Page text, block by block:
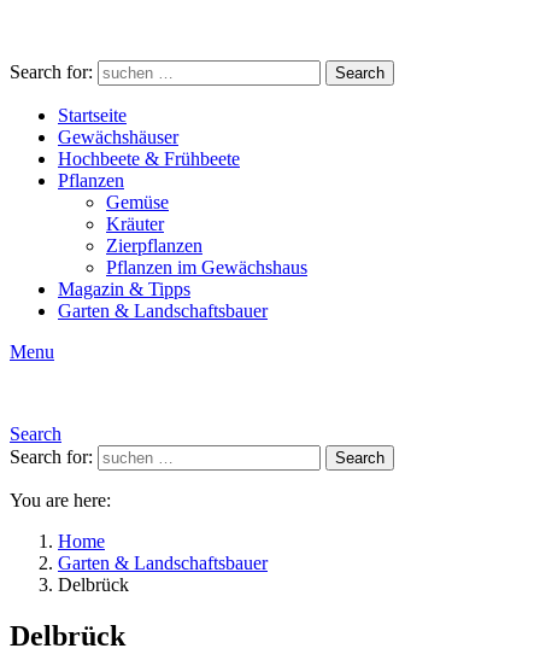
Search for: Search
Startseite
Gewächshäuser
Hochbeete & Frühbeete
Pflanzen
Gemüse
Kräuter
Zierpflanzen
Pflanzen im Gewächshaus
Magazin & Tipps
Garten & Landschaftsbauer
Menu
Search
Search for:
Search
You are here:
Home
Garten & Landschaftsbauer
Delbrück
Delbrück